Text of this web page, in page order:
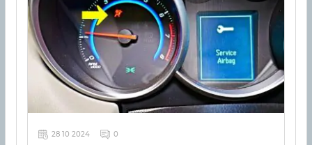
28 10 2024 0